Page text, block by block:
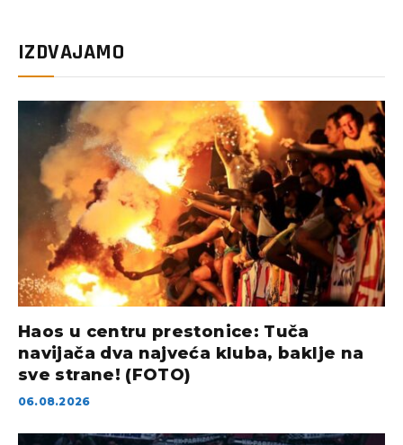
IZDVAJAMO
Haos u centru prestonice: Tuča
navijača dva najveća kluba, baklje na
sve strane! (FOTO)
06.08.2026